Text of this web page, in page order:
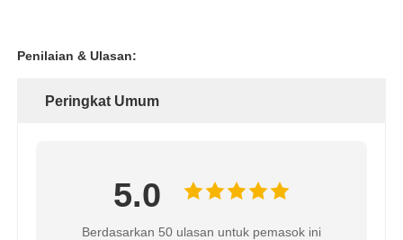
Membran RO Industri
Kapal Tekanan FRP
Penilaian & Ulasan:
Peringkat Umum
5.0
Berdasarkan 50 ulasan untuk pemasok ini